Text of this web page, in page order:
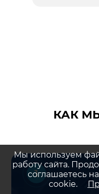
КАК
1
Мы используем
работу сайта.
соглашаетесь
cookie.